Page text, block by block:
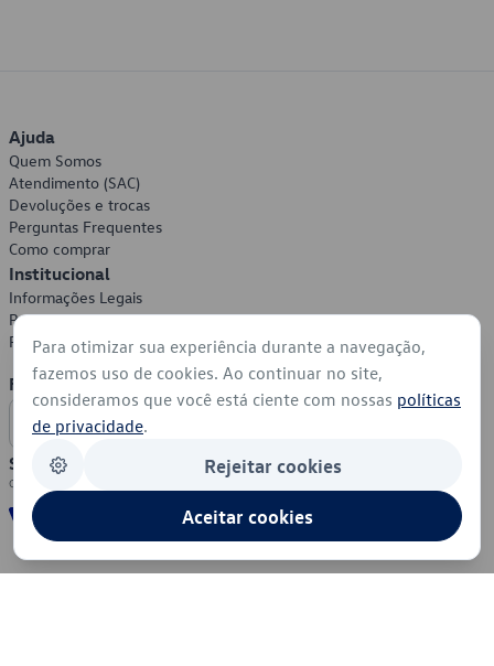
Ajuda
Quem Somos
Atendimento (SAC)
Devoluções e trocas
Perguntas Frequentes
Como comprar
Institucional
Informações Legais
Política de Privacidade
Política de Cookies
Formas de Pagamento
Segurança
Para otimizar sua experiência durante a navegação,
fazemos uso de cookies. Ao continuar no site,
consideramos que você está ciente com nossas políticas
de privacidade.
Rejeitar cookies
Aceitar cookies